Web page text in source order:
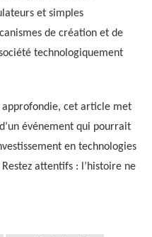
et simples
de création et de
technologiquement
approfondie, cet article met
événement qui pourrait
en technologies
attentifs : l’histoire ne